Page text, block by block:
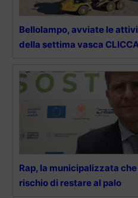
Bellolampo, avviate le
della settima vasca CLICCA
Rap, la municipalizzata
rischio di restare al palo